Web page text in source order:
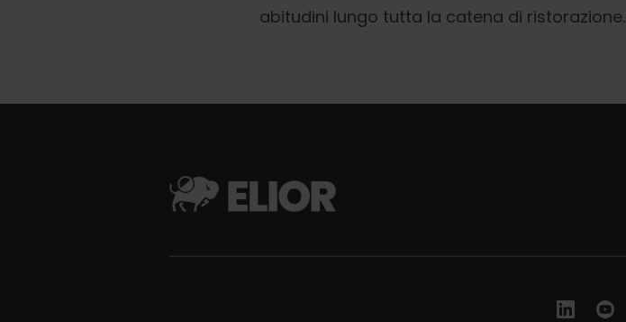
abitudini lungo tutta la catena di ristorazione.